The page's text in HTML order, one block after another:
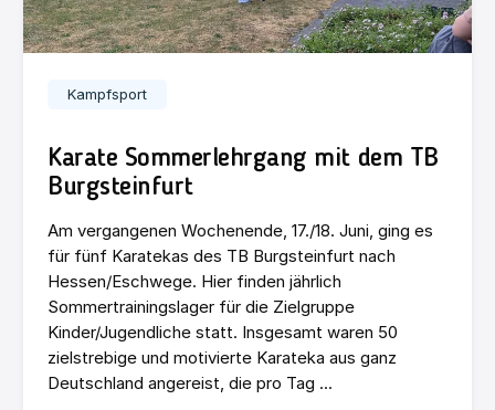
Kampfsport
Karate Sommerlehrgang mit dem TB
Burgsteinfurt
Am vergangenen Wochenende, 17./18. Juni, ging es
für fünf Karatekas des TB Burgsteinfurt nach
Hessen/Eschwege. Hier finden jährlich
Sommertrainingslager für die Zielgruppe
Kinder/Jugendliche statt. Insgesamt waren 50
zielstrebige und motivierte Karateka aus ganz
Deutschland angereist, die pro Tag ...